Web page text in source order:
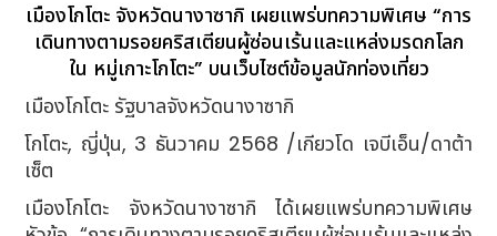
เมืองโกโตะ จังหวัดนางาซากิ เผยแพร่บทความพิเศษ “การ
เดินทางตามรอยคริสเตียนผู้ซ่อนเร้นและแหล่งมรดกโลก
ใน หมู่เกาะโกโตะ” บนเว็บไซต์ข้อมูลนักท่องเที่ยว
เมืองโกโตะ รัฐบาลจังหวัดนางาซากิ
โกโตะ, ญี่ปุ่น, 3 ธันวาคม 2568 /เกียวโด เจบีเอ็น/ดาต้า
เซ็ต
เมืองโกโตะ จังหวัดนางาซากิ ได้เผยแพร่บทความพิเศษ